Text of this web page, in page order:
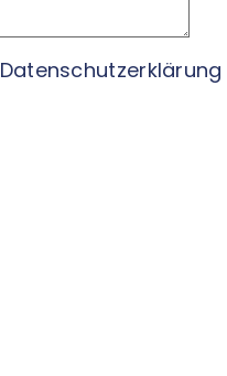
Datenschutzerklärung